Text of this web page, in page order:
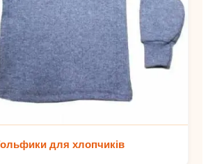
для хлопчиків